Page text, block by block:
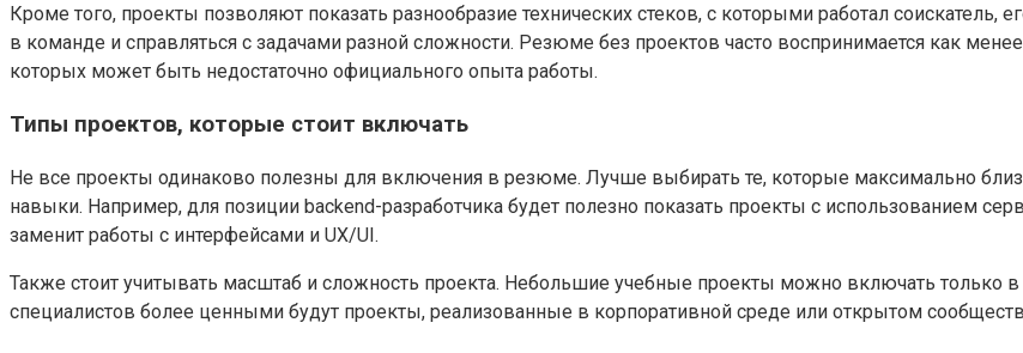
Кроме того, проекты позволяют показать разнообразие технических стеков, с которыми работал
в команде и справляться с задачами разной сложности. Резюме без проектов часто воспринимается как
которых может быть недостаточно официального опыта работы.
Типы проектов, которые стоит включать
Не все проекты одинаково полезны для включения в резюме. Лучше выбирать те, которые максимально
навыки. Например, для позиции backend-разработчика будет полезно показать проекты с использованием
заменит работы с интерфейсами и UX/UI.
Также стоит учитывать масштаб и сложность проекта. Небольшие учебные проекты можно включать только
специалистов более ценными будут проекты, реализованные в корпоративной среде или открытом